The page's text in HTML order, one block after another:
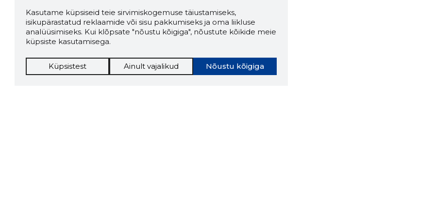
Kasutame küpsiseid teie sirvimiskogemuse täiustamiseks,
isikupärastatud reklaamide või sisu pakkumiseks ja oma liikluse
analüüsimiseks. Kui klõpsate "nõustu kõigiga", nõustute kõikide meie
küpsiste kasutamisega.
Nõustu kõigiga
Küpsistest Ainult vajalikud